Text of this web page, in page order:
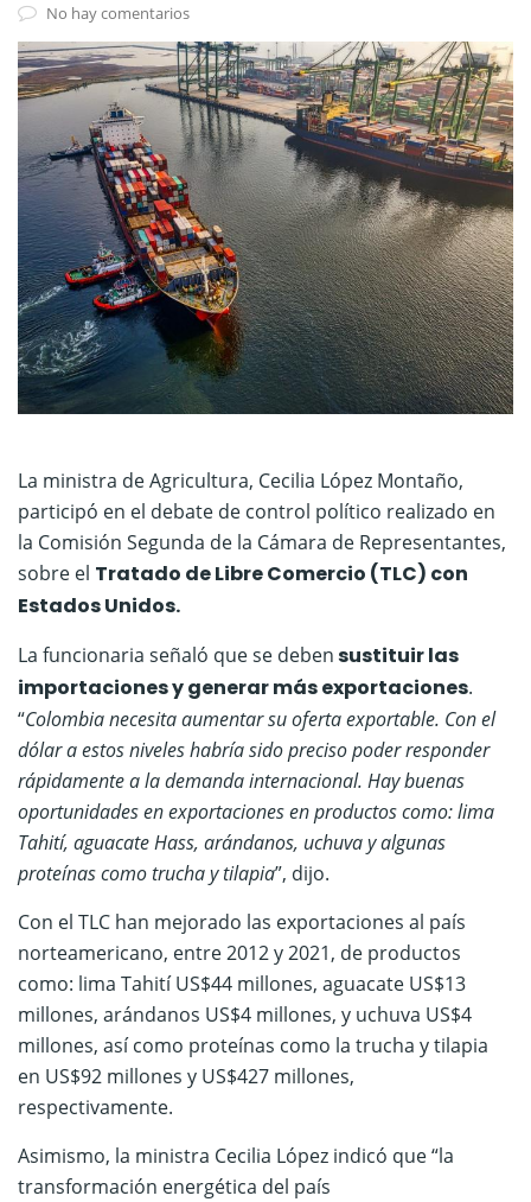
No hay comentarios
La ministra de Agricultura, Cecilia López Montaño,
participó en el debate de control político realizado en
la Comisión Segunda de la Cámara de Representantes,
sobre el Tratado de Libre Comercio (TLC) con
Estados Unidos.
La funcionaria señaló que se debensustituir las
importaciones y generar más exportaciones.
“Colombia necesita aumentar su oferta exportable. Con el
dólar a estos niveles habría sido preciso poder responder
rápidamente a la demanda internacional. Hay buenas
oportunidades en exportaciones en productos como: lima
Tahití, aguacate Hass, arándanos, uchuva y algunas
proteínas como trucha y tilapia”, dijo.
Con el TLC han mejorado las exportaciones al país
norteamericano, entre 2012 y 2021, de productos
como: lima Tahití US$44 millones, aguacate US$13
millones, arándanos US$4 millones, y uchuva US$4
millones, así como proteínas como la trucha y tilapia
en US$92 millones y US$427 millones,
respectivamente.
Asimismo, la ministra Cecilia López indicó que “la
transformación energética del país